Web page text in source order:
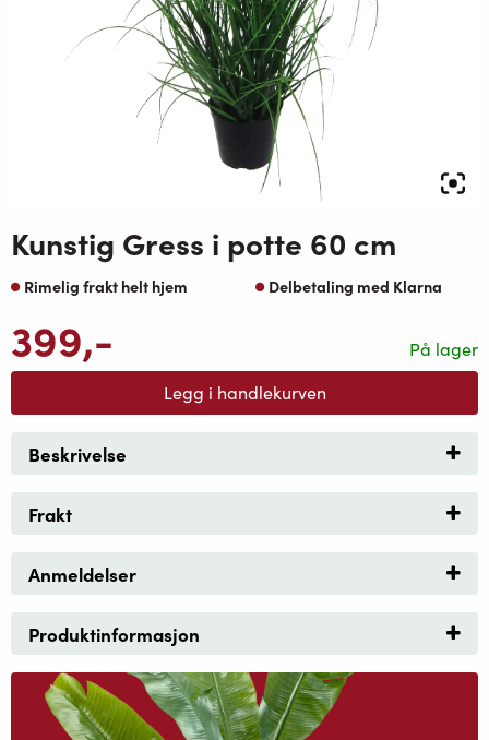
Kunstig Gress i potte 60 cm
Rimelig frakt helt hjem Delbetaling med Klarna
På lager
399,-
Legg i handlekurven
Beskrivelse
Frakt
Anmeldelser
Produktinformasjon